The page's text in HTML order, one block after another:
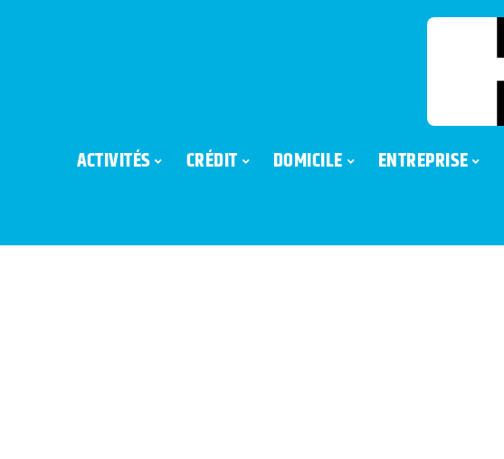
ACTIVITÉS CRÉDIT DOMICILE ENTREPRISE